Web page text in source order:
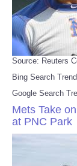
Source: Reuters
Bing Search
Google Search
Mets Take
at PNC Park